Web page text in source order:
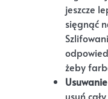
jeszcze
sięgnąć
żeby
usuń